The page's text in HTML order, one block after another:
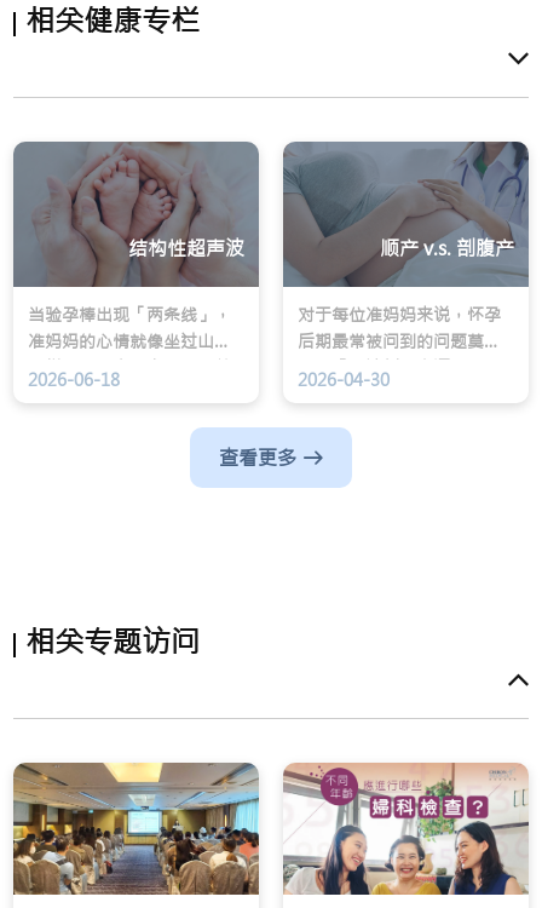
相关健康专栏
结构性超声波
当验孕棒出现「两条线」，
准妈妈的心情就像坐过山车
一样，既兴奋又忐忑。随着
声波（Anatomy Scan，俗
称「照结构」）。这是一次
2026-06-18
顺产 v.s. 剖腹产
对于每位准妈妈来说，怀孕
后期最常被问到的问题莫过
于：「你计划顺产还是开
BB 免疫力好，有人则担心开
刀会留下长长的伤口。
2026-04-30
查看更多
相关专题访问